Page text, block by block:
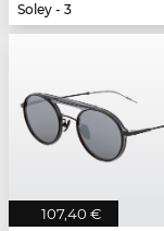
Soley - 3
107,40 €